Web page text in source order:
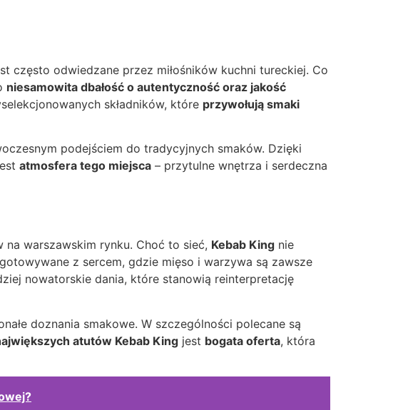
często odwiedzane przez miłośników kuchni tureckiej. Co
niesamowita dbałość o autentyczność oraz jakość
składników, które przywołują smaki
podejściem do tradycyjnych smaków. Dzięki
atmosfera tego miejsca – przytulne wnętrza i serdeczna
na warszawskim rynku. Choć to sieć, Kebab King nie
z sercem, gdzie mięso i warzywa są zawsze
nowatorskie dania, które stanowią reinterpretację
doznania smakowe. W szczególności polecane są
atutów Kebab King jest bogata oferta, która